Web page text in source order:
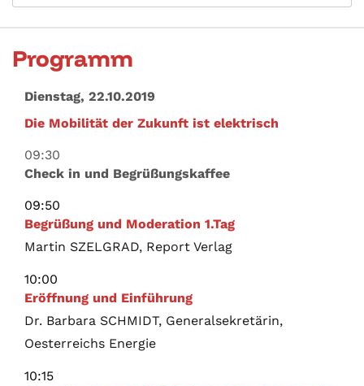
Programm
Dienstag, 22.10.2019
Die Mobilität der Zukunft ist elektrisch
09:30
Check in und Begrüßungskaffee
09:50
Begrüßung und Moderation 1.Tag
Martin SZELGRAD, Report Verlag
10:00
Eröffnung und Einführung
Dr. Barbara SCHMIDT, Generalsekretärin,
Oesterreichs Energie
10:15